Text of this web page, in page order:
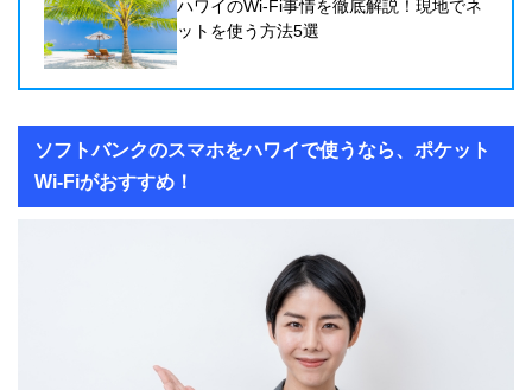
ハワイのWi-Fi事情を徹底解説！現地でネ
ットを使う方法5選
ソフトバンクのスマホをハワイで使うなら、ポケット
Wi-Fiがおすすめ！